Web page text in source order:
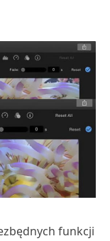
funkcji